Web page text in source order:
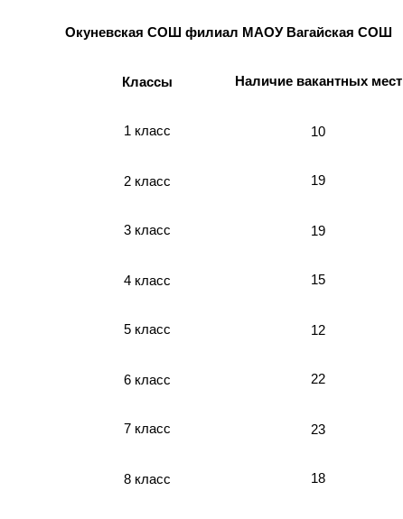
Окуневская СОШ филиал МАОУ Вагайская СОШ
Классы Наличие вакантных мест
1 класс 10
2 класс 19
3 класс 19
4 класс 15
5 класс 12
6 класс 22
7 класс 23
8 класс 18